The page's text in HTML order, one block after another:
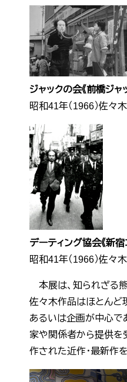
ジャックの会《前橋ジャ
昭和41年（1966）佐々
デーティング協会《新
昭和41年（1966）佐々
本展は、知られざる
佐々木作品はほとんど
あるいは企画が中心で
家や関係者から提供を
作された近作・最新作